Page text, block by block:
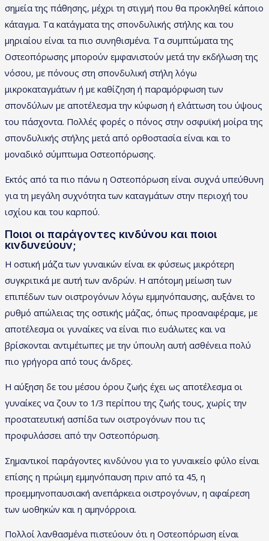
σημεία της πάθησης, μέχρι τη στιγμή που θα προκληθεί κάποιο
κάταγμα. Τα κατάγματα της σπονδυλικής στήλης και του
μηριαίου είναι τα πιο συνηθισμένα. Τα συμπτώματα της
Οστεοπόρωσης μπορούν εμφανιστούν μετά την εκδήλωση της
νόσου, με πόνους στη σπονδυλική στήλη λόγω
μικροκαταγμάτων ή με καθίζηση ή παραμόρφωση των
σπονδύλων με αποτέλεσμα την κύφωση ή ελάττωση του ύψους
του πάσχοντα. Πολλές φορές ο πόνος στην οσφυϊκή μοίρα της
σπονδυλικής στήλης μετά από ορθοστασία είναι και το
μοναδικό σύμπτωμα Οστεοπόρωσης.
Εκτός από τα πιο πάνω η Οστεοπόρωση είναι συχνά υπεύθυνη
για τη μεγάλη συχνότητα των καταγμάτων στην περιοχή του
ισχίου και του καρπού.
Ποιοι οι παράγοντες κινδύνου και ποιοι
κινδυνεύουν;
Η οστική μάζα των γυναικών είναι εκ φύσεως μικρότερη
συγκριτικά με αυτή των ανδρών. Η απότομη μείωση των
επιπέδων των οιστρογόνων λόγω εμμηνόπαυσης, αυξάνει το
ρυθμό απώλειας της οστικής μάζας, όπως προαναφέραμε, με
αποτέλεσμα οι γυναίκες να είναι πιο ευάλωτες και να
βρίσκονται αντιμέτωπες με την ύπουλη αυτή ασθένεια πολύ
πιο γρήγορα από τους άνδρες.
Η αύξηση δε του μέσου όρου ζωής έχει ως αποτέλεσμα οι
γυναίκες να ζουν το 1/3 περίπου της ζωής τους, χωρίς την
προστατευτική ασπίδα των οιστρογόνων που τις
προφυλάσσει από την Οστεοπόρωση.
Σημαντικοί παράγοντες κινδύνου για το γυναικείο φύλο είναι
επίσης η πρώιμη εμμηνόπαυση πριν από τα 45, η
προεμμηνοπαυσιακή ανεπάρκεια οιστρογόνων, η αφαίρεση
των ωοθηκών και η αμηνόρροια.
Πολλοί λανθασμένα πιστεύουν ότι η Οστεοπόρωση είναι